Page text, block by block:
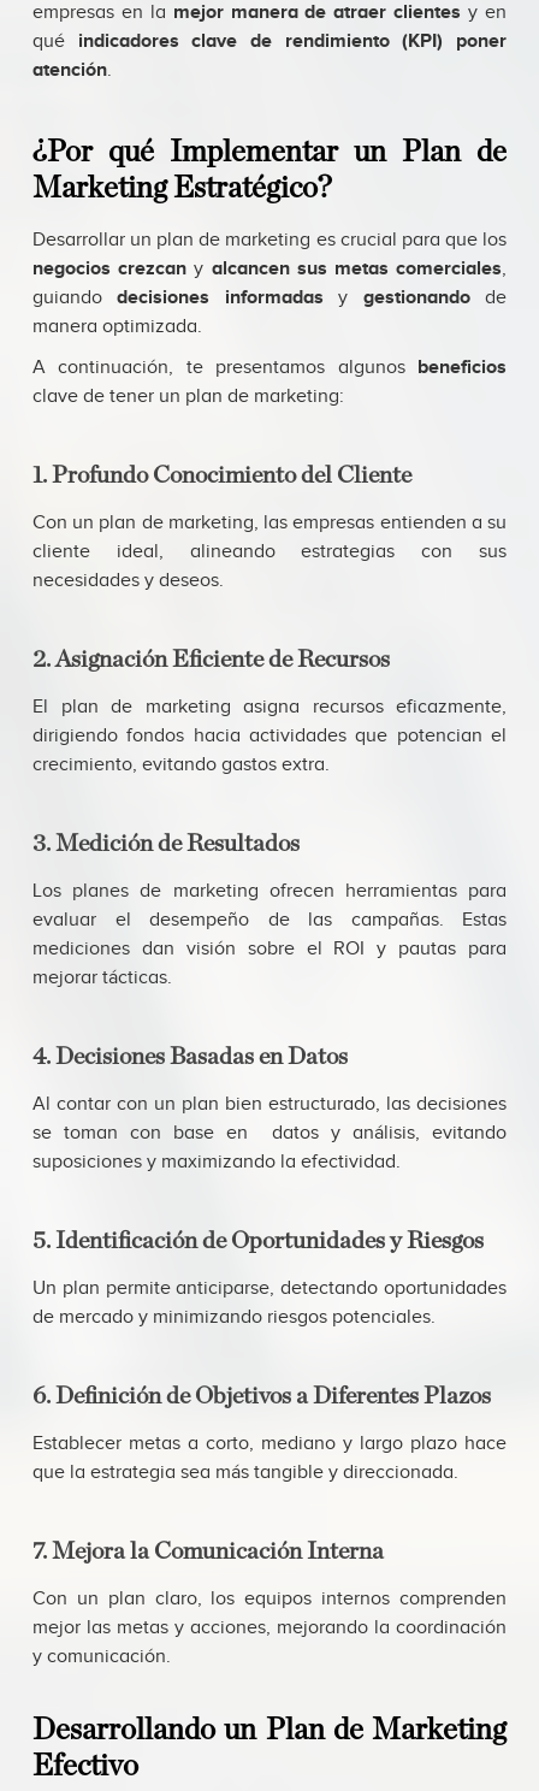
empresas en la mejor manera de atraer clientes y en
qué indicadores clave de rendimiento (KPI) poner
atención.
¿Por qué Implementar un Plan de
Marketing Estratégico?
Desarrollar un plan de marketing es crucial para que los
negocios crezcan y alcancen sus metas comerciales,
guiandodecisiones informadas y gestionandode
manera optimizada.
A continuación, te presentamos algunos beneficios
clave de tener un plan de marketing:
1. Profundo Conocimiento del Cliente
Con un plan de marketing, las empresas entienden a su
cliente ideal, alineando estrategias con sus
necesidades y deseos.
2. Asignación Eficiente de Recursos
El plan de marketing asigna recursos eficazmente,
dirigiendo fondos hacia actividades que potencian el
crecimiento, evitando gastos extra.
3. Medición de Resultados
Los planes de marketing ofrecen herramientas para
evaluar el desempeño de las campañas. Estas
mediciones dan visión sobre el ROI y pautas para
mejorar tácticas.
4. Decisiones Basadas en Datos
Al contar con un plan bien estructurado, las decisiones
se toman con base en datos y análisis, evitando
suposiciones y maximizando la efectividad.
5. Identificación de Oportunidades y Riesgos
Un plan permite anticiparse, detectando oportunidades
de mercado y minimizando riesgos potenciales.
6. Definición de Objetivos a Diferentes Plazos
Establecer metas a corto, mediano y largo plazo hace
que la estrategia sea más tangible y direccionada.
7. Mejora la Comunicación Interna
Con un plan claro, los equipos internos comprenden
mejor las metas y acciones, mejorando la coordinación
y comunicación.
Desarrollando un Plan de Marketing
Efectivo